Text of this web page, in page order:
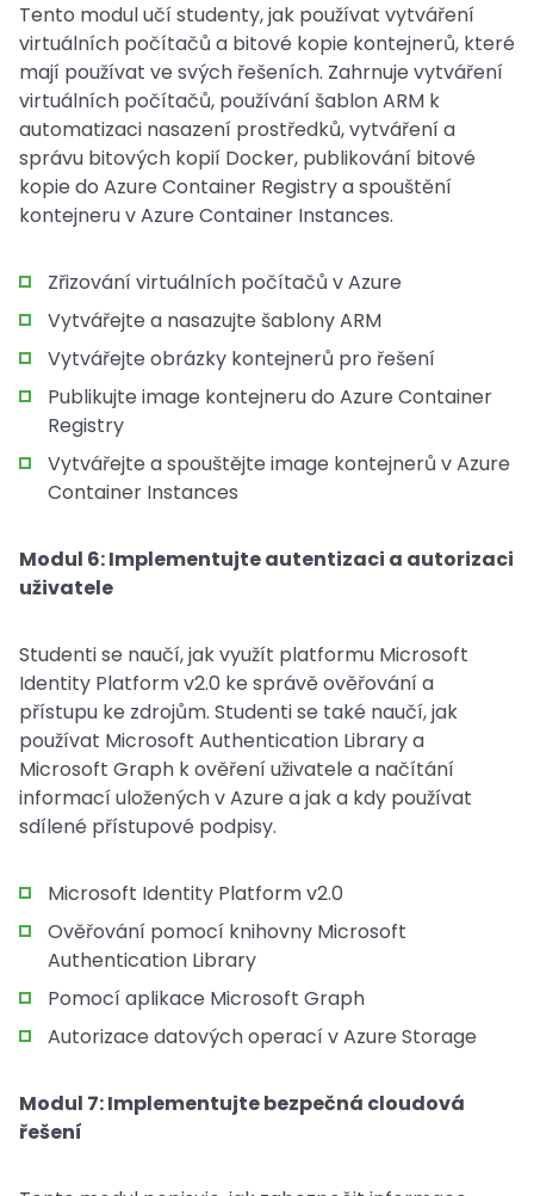
Tento modul učí studenty, jak používat vytváření
virtuálních počítačů a bitové kopie kontejnerů, které
mají používat ve svých řešeních. Zahrnuje vytváření
virtuálních počítačů, používání šablon ARM k
automatizaci nasazení prostředků, vytváření a
správu bitových kopií Docker, publikování bitové
kopie do Azure Container Registry a spouštění
kontejneru v Azure Container Instances.
Zřizování virtuálních počítačů v Azure
Vytvářejte a nasazujte šablony ARM
Vytvářejte obrázky kontejnerů pro řešení
Publikujte image kontejneru do Azure Container
Registry
Vytvářejte a spouštějte image kontejnerů v Azure
Container Instances
Modul 6: Implementujte autentizaci a autorizaci
uživatele
Studenti se naučí, jak využít platformu Microsoft
Identity Platform v2.0 ke správě ověřování a
přístupu ke zdrojům. Studenti se také naučí, jak
používat Microsoft Authentication Library a
Microsoft Graph k ověření uživatele a načítání
informací uložených v Azure a jak a kdy používat
sdílené přístupové podpisy.
Microsoft Identity Platform v2.0
Ověřování pomocí knihovny Microsoft
Authentication Library
Pomocí aplikace Microsoft Graph
Autorizace datových operací v Azure Storage
Modul 7: Implementujte bezpečná cloudová
řešení